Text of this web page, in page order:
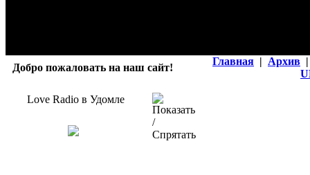
Добро пожаловать на наш сайт!
Главная | Архив |
Love Radio в Удомле